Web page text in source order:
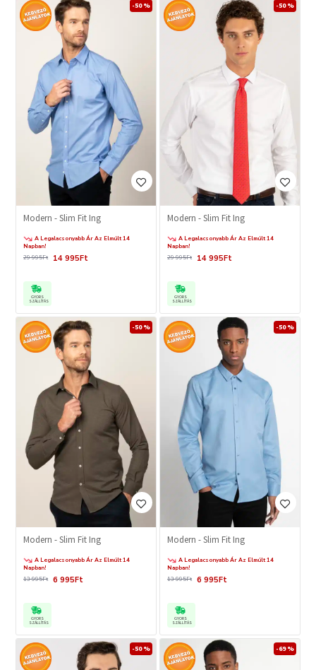
-50 %
Modern - Slim Fit Ing
A Legalacsonyabb Ár Az Elmúlt 14
Napban!
14 995Ft
29 995Ft
GYORS
SZÁLLÍTÁS
-50 %
Modern - Slim Fit Ing
A Legalacsonyabb Ár Az Elmúlt 14
Napban!
14 995Ft
29 995Ft
GYORS
SZÁLLÍTÁS
-50 %
Modern - Slim Fit Ing
A Legalacsonyabb Ár Az Elmúlt 14
Napban!
6 995Ft
13 995Ft
GYORS
SZÁLLÍTÁS
-50 %
Modern - Slim Fit Ing
A Legalacsonyabb Ár Az Elmúlt 14
Napban!
6 995Ft
13 995Ft
GYORS
SZÁLLÍTÁS
-50 % -69 %